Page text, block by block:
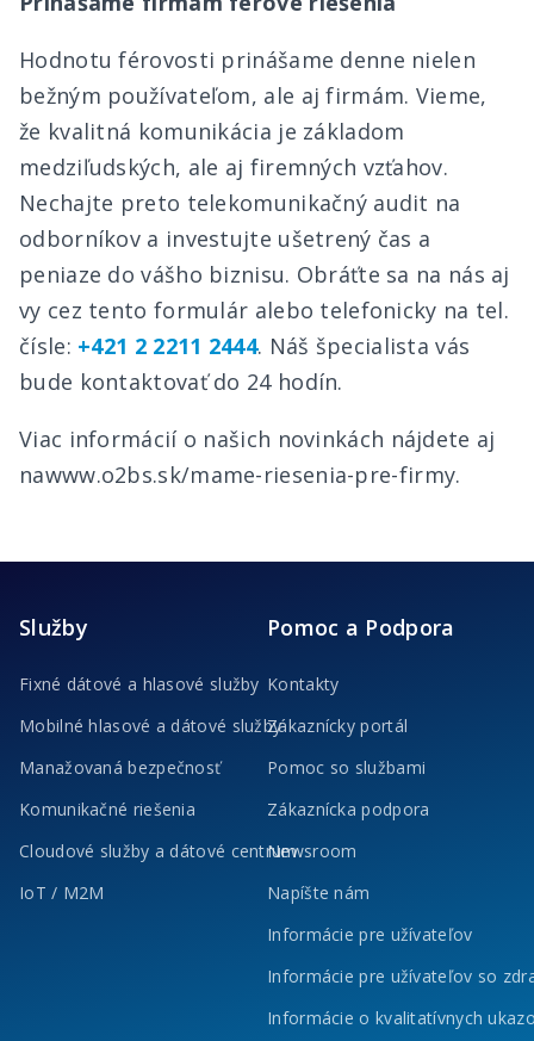
Hodnotu férovosti prinášame denne nielen
bežným používateľom, ale aj firmám. Vieme,
že kvalitná komunikácia je základom
medziľudských, ale aj firemných vzťahov.
Nechajte preto telekomunikačný audit na
odborníkov a investujte ušetrený čas a
peniaze do vášho biznisu. Obráťte sa na nás aj
vy cez tento formulár alebo telefonicky na tel.
čísle: +421 2 2211 2444. Náš špecialista vás
bude kontaktovať do 24 hodín.
Viac informácií o našich novinkách nájdete aj
nawww.o2bs.sk/mame-riesenia-pre-firmy.
Služby
Fixné dátové a hlasové služby
Mobilné hlasové a dátové služby
Manažovaná bezpečnosť
Komunikačné riešenia
Cloudové služby a dátové centrum
IoT / M2M
Pomoc a Podpora
Kontakty
Zákaznícky portál
Pomoc so službami
Zákaznícka podpora
Newsroom
Napíšte nám
Informácie pre užívateľov
Informácie pre užívateľov so
Informácie o kvalitatívnych